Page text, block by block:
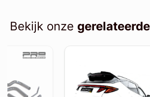
Bekijk onze gerelateerde